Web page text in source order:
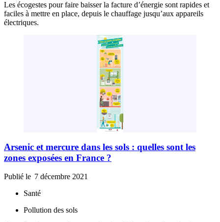
Les écogestes pour faire baisser la facture d’énergie sont rapides et
faciles à mettre en place, depuis le chauffage jusqu’aux appareils
électriques.
Arsenic et mercure dans les sols : quelles sont les
zones exposées en France ?
Publié le 7 décembre 2021
Santé
Pollution des sols